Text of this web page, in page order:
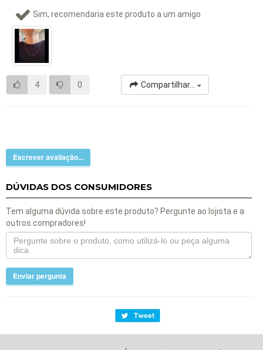
Sim, recomendaria este produto a um amigo
4 0 Compartilhar...
Escrever avaliação...
DÚVIDAS DOS CONSUMIDORES
Tem alguma dúvida sobre este produto? Pergunte ao lojista e a
outros compradores!
Enviar pergunta